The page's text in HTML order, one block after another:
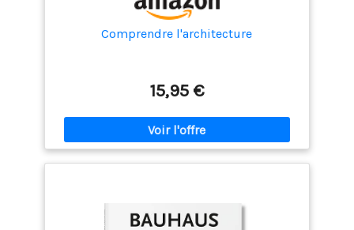
Comprendre l'architecture
15,95 €